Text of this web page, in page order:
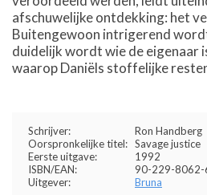
afschuwelijke ontdekking: het
Buitengewoon intrigerend
duidelijk wordt wie de eigenaar
waarop Daniëls stoffelijke
Schrijver:
Ron Handberg
Oorspronkelijke titel: Savage justice
Eerste uitgave:
1992
ISBN/EAN:
90-229-8062-
Uitgever:
Bruna